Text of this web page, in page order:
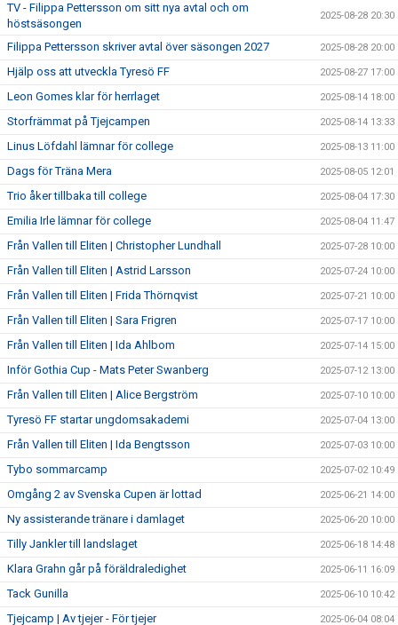
TV - Filippa Pettersson om sitt nya avtal och om
höstsäsongen
2025-08-28 20:30
Filippa Pettersson skriver avtal över säsongen 2027 2025-08-28 20:00
Hjälp oss att utveckla Tyresö FF 2025-08-27 17:00
Leon Gomes klar för herrlaget 2025-08-14 18:00
Storfrämmat på Tjejcampen 2025-08-14 13:33
Linus Löfdahl lämnar för college 2025-08-13 11:00
Dags för Träna Mera 2025-08-05 12:01
Trio åker tillbaka till college 2025-08-04 17:30
Emilia Irle lämnar för college 2025-08-04 11:47
Från Vallen till Eliten | Christopher Lundhall 2025-07-28 10:00
Från Vallen till Eliten | Astrid Larsson 2025-07-24 10:00
Från Vallen till Eliten | Frida Thörnqvist 2025-07-21 10:00
Från Vallen till Eliten | Sara Frigren 2025-07-17 10:00
Från Vallen till Eliten | Ida Ahlbom 2025-07-14 15:00
Inför Gothia Cup - Mats Peter Swanberg 2025-07-12 13:00
Från Vallen till Eliten | Alice Bergström 2025-07-10 10:00
Tyresö FF startar ungdomsakademi 2025-07-04 13:00
Från Vallen till Eliten | Ida Bengtsson 2025-07-03 10:00
Tybo sommarcamp 2025-07-02 10:49
Omgång 2 av Svenska Cupen är lottad 2025-06-21 14:00
Ny assisterande tränare i damlaget 2025-06-20 10:00
Tilly Jankler till landslaget 2025-06-18 14:48
Klara Grahn går på föräldraledighet 2025-06-11 16:09
Tack Gunilla 2025-06-10 10:42
Tjejcamp | Av tjejer - För tjejer 2025-06-04 08:04